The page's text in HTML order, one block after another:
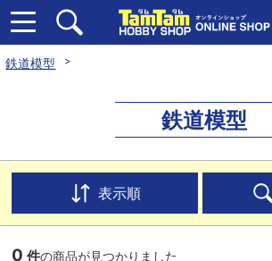
鉄道模型
鉄道模型
表示順
0 件の商品が見つかりました